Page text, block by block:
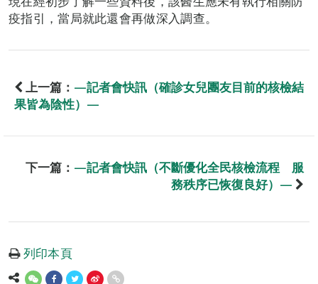
疫指引，當局就此還會再做深入調查。
上一篇： —記者會快訊（確診女兒團友目前的核檢結
果皆為陰性）—
下一篇： —記者會快訊（不斷優化全民核檢流程 服
務秩序已恢復良好）—
列印本頁